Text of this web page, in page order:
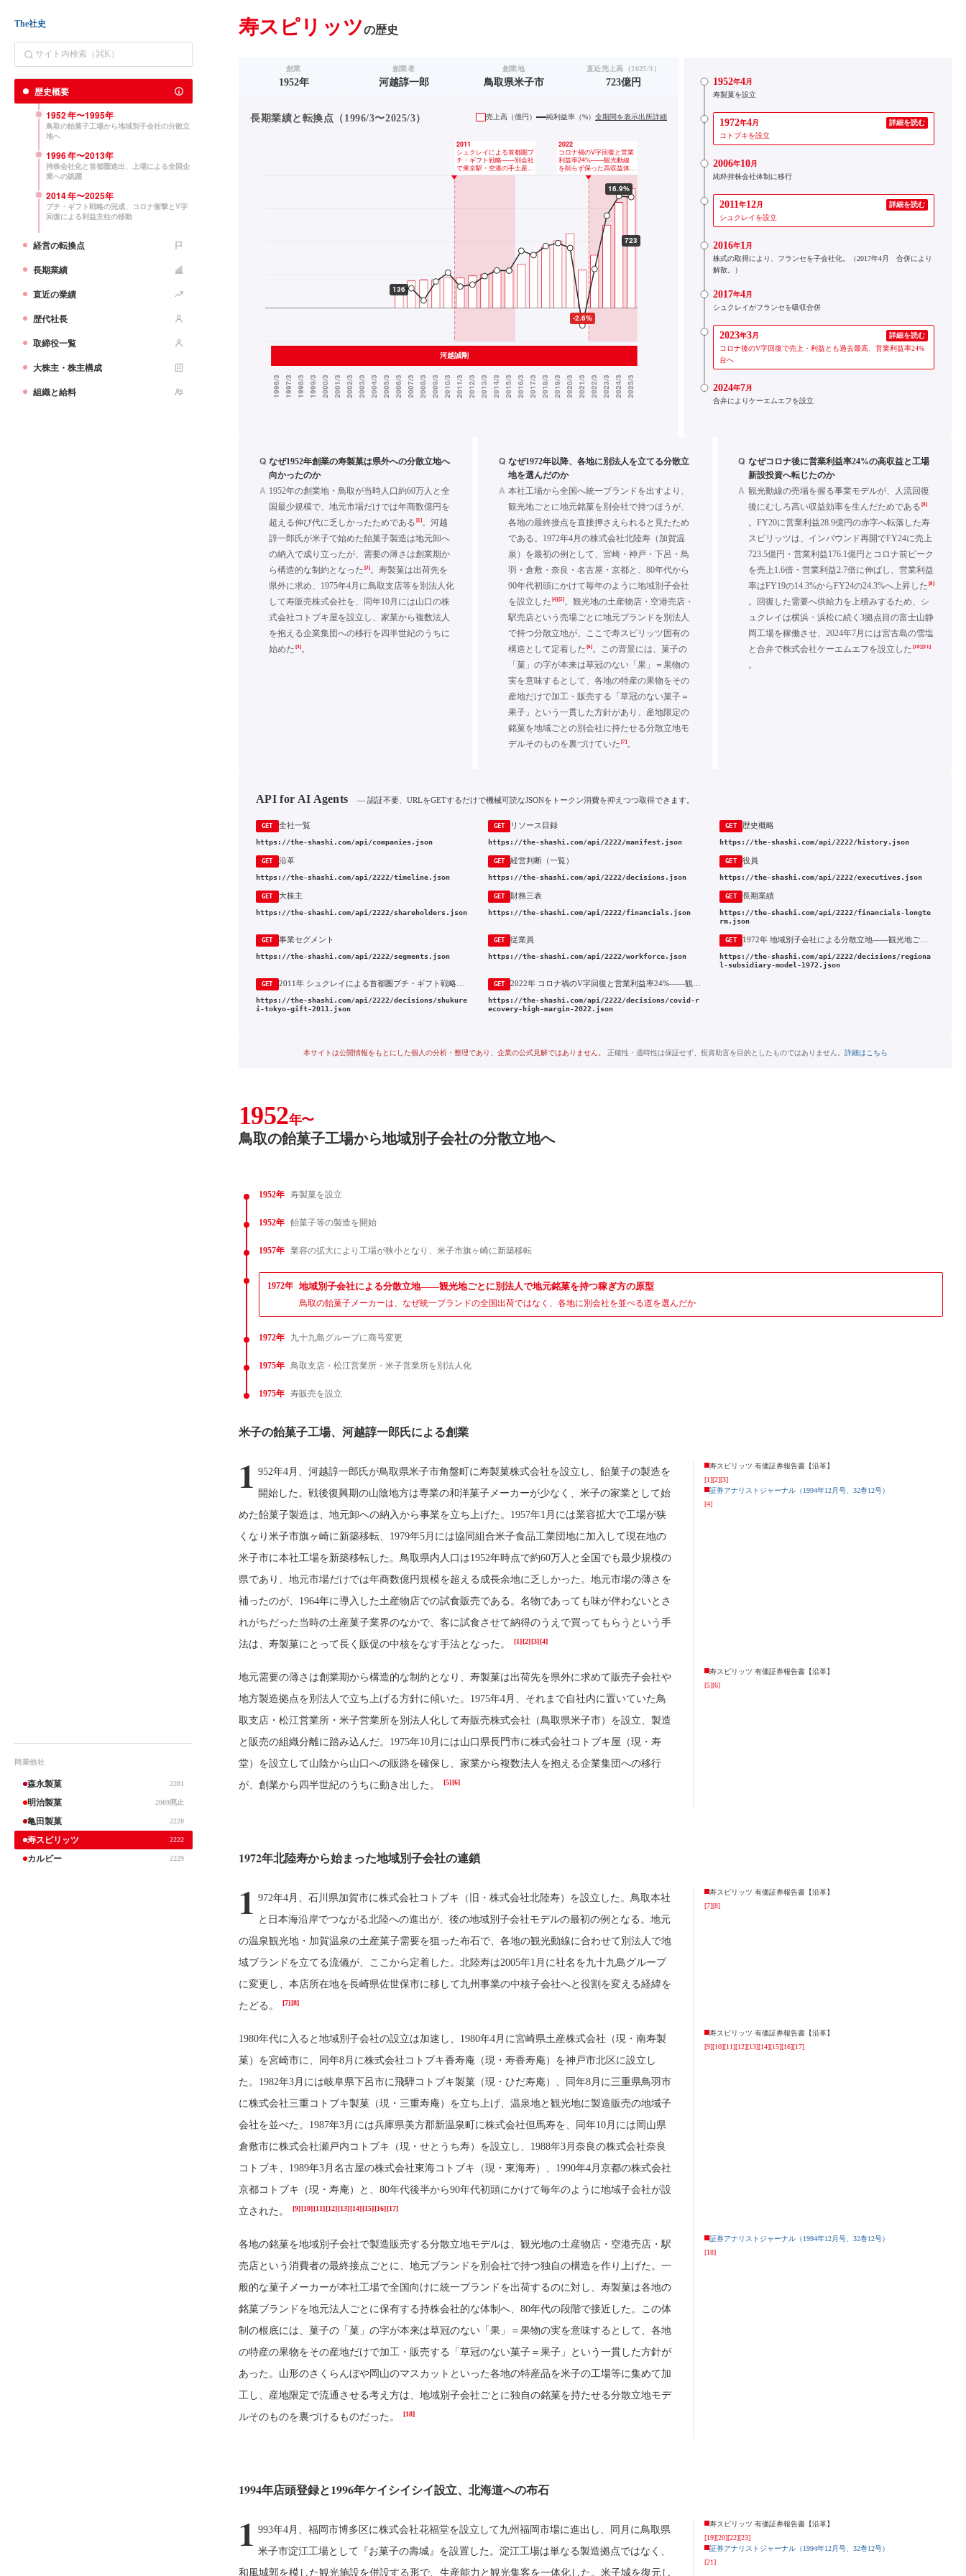
The社史
歴史概要
1952年〜1995年
鳥取の飴菓子工場から地域別子会社の分散立
地へ
1996年〜2013年
持株会社化と首都圏進出、上場による全国企
業への跳躍
2014年〜2025年
プチ・ギフト戦略の完成、コロナ衝撃とV字
回復による利益主柱の移動
経営の転換点
長期業績
直近の業績
歴代社長
取締役一覧
大株主・株主構成
組織と給料
同業他社
森永製菓 2201
明治製菓 2009廃止
亀田製菓 2220
寿スピリッツ 2222
カルビー 2229
寿スピリッツの歴史
創業
1952年
創業者
河越諄一郎
創業地
鳥取県米子市
直近売上高（2025/3）
723億円
長期業績と転換点（1996/3〜2025/3） 売上高（億円） 純利益率（%） 全期間を表示出所詳細
1952年4月
寿製菓を設立
1972年4月
詳細を読む
コトブキを設立
2006年10月
純粋持株会社体制に移行
2011年12月
詳細を読む
シュクレイを設立
2016年1月
株式の取得により、フランセを子会社化。（2017年4月 合併により
解散。）
2017年4月
シュクレイがフランセを吸収合併
2023年3月
詳細を読む
コロナ後のV字回復で売上・利益とも過去最高、営業利益率24%
台へ
2024年7月
合弁によりケーエムエフを設立
Q なぜ1952年創業の寿製菓は県外への分散立地へ
向かったのか
A 1952年の創業地・鳥取が当時人口約60万人と全
国最少規模で、地元市場だけでは年商数億円を
超える伸び代に乏しかったためである [1]。河越
諄一郎氏が米子で始めた飴菓子製造は地元卸へ
の納入で成り立ったが、需要の薄さは創業期か
ら構造的な制約となった [2]。寿製菓は出荷先を
県外に求め、1975年4月に鳥取支店等を別法人化
して寿販売株式会社を、同年10月には山口の株
式会社コトブキ屋を設立し、家業から複数法人
を抱える企業集団への移行を四半世紀のうちに
始めた [3]。
Q なぜ1972年以降、各地に別法人を立てる分散立
地を選んだのか
A 本社工場から全国へ統一ブランドを出すより、
観光地ごとに地元銘菓を別会社で持つほうが、
各地の最終接点を直接押さえられると見たため
である。1972年4月の株式会社北陸寿（加賀温
泉）を最初の例として、宮崎・神戸・下呂・鳥
羽・倉敷・奈良・名古屋・京都と、80年代から
90年代初頭にかけて毎年のように地域別子会社
を設立した [4][5]。観光地の土産物店・空港売店・
駅売店という売場ごとに地元ブランドを別法人
で持つ分散立地が、ここで寿スピリッツ固有の
構造として定着した [6]。この背景には、菓子の
「菓」の字が本来は草冠のない「果」＝果物の
実を意味するとして、各地の特産の果物をその
産地だけで加工・販売する「草冠のない菓子＝
果子」という一貫した方針があり、産地限定の
銘菓を地域ごとの別会社に持たせる分散立地モ
デルそのものを裏づけていた [7]。
Q なぜコロナ後に営業利益率24%の高収益と工場
新設投資へ転じたのか
A 観光動線の売場を握る事業モデルが、人流回復
後にむしろ高い収益効率を生んだためである [9]
。FY20に営業利益28.9億円の赤字へ転落した寿
スピリッツは、インバウンド再開でFY24に売上
723.5億円・営業利益176.1億円とコロナ前ピーク
を売上1.6倍・営業利益2.7倍に伸ばし、営業利益
率はFY19の14.3%からFY24の24.3%へ上昇した [8]
。回復した需要へ供給力を上積みするため、シ
ュクレイは横浜・浜松に続く3拠点目の富士山静
岡工場を稼働させ、2024年7月には宮古島の雪塩
と合弁で株式会社ケーエムエフを設立した [10][11]
。
API for AI Agents — 認証不要、URLをGETするだけで機械可読なJSONをトークン消費を抑えつつ取得できます。
GET 全社一覧
https://the-shashi.com/api/companies.json
GET リソース目録
https://the-shashi.com/api/2222/manifest.json
GET 歴史概略
https://the-shashi.com/api/2222/history.json
GET 沿革
https://the-shashi.com/api/2222/timeline.json
GET 経営判断（一覧）
https://the-shashi.com/api/2222/decisions.json
GET 役員
https://the-shashi.com/api/2222/executives.json
GET 大株主
https://the-shashi.com/api/2222/shareholders.json
GET 財務三表
https://the-shashi.com/api/2222/financials.json
GET 長期業績
https://the-shashi.com/api/2222/financials-longte
rm.json
GET 事業セグメント
https://the-shashi.com/api/2222/segments.json
GET 従業員
https://the-shashi.com/api/2222/workforce.json
GET 1972年 地域別子会社による分散立地——観光地ごとに別法人で地元銘菓を持つ稼ぎ方の原型
https://the-shashi.com/api/2222/decisions/regiona
l-subsidiary-model-1972.json
GET 2011年 シュクレイによる首都圏プチ・ギフト戦略——別会社で東京駅・空港の手土産市場を握る
https://the-shashi.com/api/2222/decisions/shukure
i-tokyo-gift-2011.json
GET
https://the-shashi.com/api/2222/decisions/covid-r
ecovery-high-margin-2022.json
本サイトは公開情報をもとにした個人の分析・整理であり、企業の公式見解ではありません。 正確性・適時性は保証せず、投資助言を目的としたものではありません。 詳細はこちら
1952年〜
鳥取の飴菓子工場から地域別子会社の分散立地へ
1952年 寿製菓を設立
1952年 飴菓子等の製造を開始
1957年 業容の拡大により工場が狭小となり、米子市旗ヶ崎に新築移転
1972年 地域別子会社による分散立地——観光地ごとに別法人で地元銘菓を持つ稼ぎ方の原型
鳥取の飴菓子メーカーは、なぜ統一ブランドの全国出荷ではなく、各地に別会社を並べる道を選んだか
1972年 九十九島グループに商号変更
1975年 鳥取支店・松江営業所・米子営業所を別法人化
1975年 寿販売を設立
米子の飴菓子工場、河越諄一郎氏による創業
1 952年4月、河越諄一郎氏が鳥取県米子市角盤町に寿製菓株式会社を設立し、飴菓子の製造を
開始した。戦後復興期の山陰地方は専業の和洋菓子メーカーが少なく、米子の家業として始
めた飴菓子製造は、地元卸への納入から事業を立ち上げた。1957年1月には業容拡大で工場が狭
くなり米子市旗ヶ崎に新築移転、1979年5月には協同組合米子食品工業団地に加入して現在地の
米子市に本社工場を新築移転した。鳥取県内人口は1952年時点で約60万人と全国でも最少規模の
県であり、地元市場だけでは年商数億円規模を超える成長余地に乏しかった。地元市場の薄さを
補ったのが、1964年に導入した土産物店での試食販売である。名物であっても味が伴わないとさ
れがちだった当時の土産菓子業界のなかで、客に試食させて納得のうえで買ってもらうという手
法は、寿製菓にとって長く販促の中核をなす手法となった。
[1][2][3][4]
寿スピリッツ 有価証券報告書【沿革】
[1][2][3]
証券アナリストジャーナル（1994年12月号、32巻12号）
[4]
地元需要の薄さは創業期から構造的な制約となり、寿製菓は出荷先を県外に求めて販売子会社や
地方製造拠点を別法人で立ち上げる方針に傾いた。1975年4月、それまで自社内に置いていた鳥
取支店・松江営業所・米子営業所を別法人化して寿販売株式会社（鳥取県米子市）を設立、製造
と販売の組織分離に踏み込んだ。1975年10月には山口県長門市に株式会社コトブキ屋（現・寿
堂）を設立して山陰から山口への販路を確保し、家業から複数法人を抱える企業集団への移行
が、創業から四半世紀のうちに動き出した。
[5][6]
寿スピリッツ 有価証券報告書【沿革】
[5][6]
1972年北陸寿から始まった地域別子会社の連鎖
1 972年4月、石川県加賀市に株式会社コトブキ（旧・株式会社北陸寿）を設立した。鳥取本社
と日本海沿岸でつながる北陸への進出が、後の地域別子会社モデルの最初の例となる。地元
の温泉観光地・加賀温泉の土産菓子需要を狙った布石で、各地の観光動線に合わせて別法人で地
域ブランドを立てる流儀が、ここから定着した。北陸寿は2005年1月に社名を九十九島グループ
に変更し、本店所在地を長崎県佐世保市に移して九州事業の中核子会社へと役割を変える経緯を
たどる。
[7][8]
寿スピリッツ 有価証券報告書【沿革】
[7][8]
1980年代に入ると地域別子会社の設立は加速し、1980年4月に宮崎県土産株式会社（現・南寿製
菓）を宮崎市に、同年8月に株式会社コトブキ香寿庵（現・寿香寿庵）を神戸市北区に設立し
た。1982年3月には岐阜県下呂市に飛騨コトブキ製菓（現・ひだ寿庵）、同年8月に三重県鳥羽市
に株式会社三重コトブキ製菓（現・三重寿庵）を立ち上げ、温泉地と観光地に製造販売の地域子
会社を並べた。1987年3月には兵庫県美方郡新温泉町に株式会社但馬寿を、同年10月には岡山県
倉敷市に株式会社瀬戸内コトブキ（現・せとうち寿）を設立し、1988年3月奈良の株式会社奈良
コトブキ、1989年3月名古屋の株式会社東海コトブキ（現・東海寿）、1990年4月京都の株式会社
京都コトブキ（現・寿庵）と、80年代後半から90年代初頭にかけて毎年のように地域子会社が設
立された。
[9][10][11][12][13][14][15][16][17]
寿スピリッツ 有価証券報告書【沿革】
[9][10][11][12][13][14][15][16][17]
各地の銘菓を地域別子会社で製造販売する分散立地モデルは、観光地の土産物店・空港売店・駅
売店という消費者の最終接点ごとに、地元ブランドを別会社で持つ独自の構造を作り上げた。一
般的な菓子メーカーが本社工場で全国向けに統一ブランドを出荷するのに対し、寿製菓は各地の
銘菓ブランドを地元法人ごとに保有する持株会社的な体制へ、80年代の段階で接近した。この体
制の根底には、菓子の「菓」の字が本来は草冠のない「果」＝果物の実を意味するとして、各地
の特産の果物をその産地だけで加工・販売する「草冠のない菓子＝果子」という一貫した方針が
あった。山形のさくらんぼや岡山のマスカットといった各地の特産品を米子の工場等に集めて加
工し、産地限定で流通させる考え方は、地域別子会社ごとに独自の銘菓を持たせる分散立地モデ
ルそのものを裏づけるものだった。
[18]
証券アナリストジャーナル（1994年12月号、32巻12号）
[18]
1994年店頭登録と1996年ケイシイシイ設立、北海道への布石
1 993年4月、福岡市博多区に株式会社花福堂を設立して九州福岡市場に進出し、同月に鳥取県
米子市淀江工場として『お菓子の壽城』を設置した。淀江工場は単なる製造拠点ではなく、
和風城郭を模した観光施設を併設する形で、生産能力と観光集客を一体化した。米子城を復元し
寿スピリッツ 有価証券報告書【沿革】
[19][20][22][23]
証券アナリストジャーナル（1994年12月号、32巻12号）
[21]